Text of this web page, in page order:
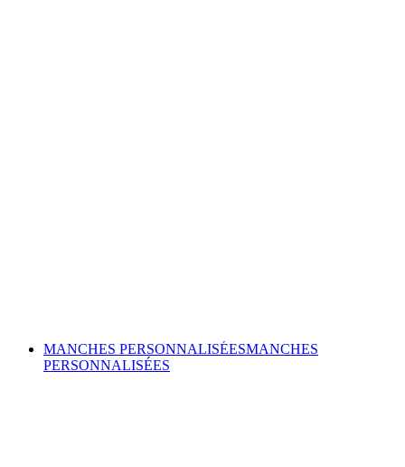
MANCHES PERSONNALISÉESMANCHES
PERSONNALISÉES